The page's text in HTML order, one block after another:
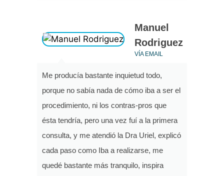
Me producía bastante inquietud todo,
porque no sabía nada de cómo iba a ser el
procedimiento, ni los contras-pros que
ésta tendría, pero una vez fuí a la primera
consulta, y me atendió la Dra Uriel, explicó
cada paso como Iba a realizarse, me
quedé bastante más tranquilo, inspira
Manuel
Rodriguez
VÍA EMAIL